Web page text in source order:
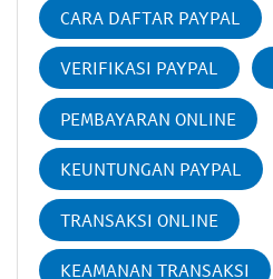
CARA DAFTAR PAYPAL
VERIFIKASI PAYPAL
PEMBAYARAN ONLINE
KEUNTUNGAN PAYPAL
TRANSAKSI ONLINE
KEAMANAN TRANSAKSI